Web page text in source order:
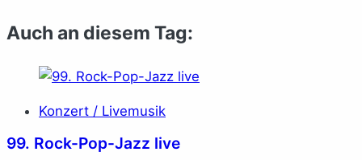
Auch an diesem Tag:
Konzert / Livemusik
99. Rock-Pop-Jazz live